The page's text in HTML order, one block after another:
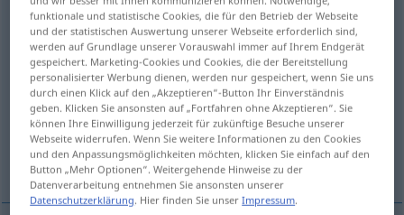
(Für mehr Details die Übersetzung anklicken/antippen)
prozessieren um, streiten um
bestreiten, anfechten streiten um
zum Gegenstand eines Prozesses machen
funktionale und statistische Cookies, die für den Betrieb der Webseite
und der statistischen Auswertung unserer Webseite erforderlich sind,
werden auf Grundlage unserer Vorauswahl immer auf Ihrem Endgerät
gespeichert. Marketing-Cookies und Cookies, die der Bereitstellung
personalisierter Werbung dienen, werden nur gespeichert, wenn Sie uns
durch einen Klick auf den „Akzeptieren“-Button Ihr Einverständnis
geben. Klicken Sie ansonsten auf „Fortfahren ohne Akzeptieren“. Sie
können Ihre Einwilligung jederzeit für zukünftige Besuche unserer
Webseite widerrufen. Wenn Sie weitere Informationen zu den Cookies
und den Anpassungsmöglichkeiten möchten, klicken Sie einfach auf den
Button „Mehr Optionen“. Weitergehende Hinweise zu der
Datenverarbeitung entnehmen Sie ansonsten unserer
Datenschutzerklärung. Hier finden Sie unserImpressum.